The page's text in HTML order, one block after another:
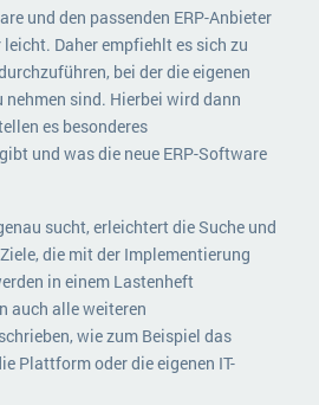
und den passenden ERP-Anbieter
Daher empfiehlt es sich zu
bei der die eigenen
nehmen sind. Hierbei wird dann
es besonderes
und was die neue ERP-Software
sucht, erleichtert die Suche und
die mit der Implementierung
in einem Lastenheft
auch alle weiteren
wie zum Beispiel das
Plattform oder die eigenen IT-